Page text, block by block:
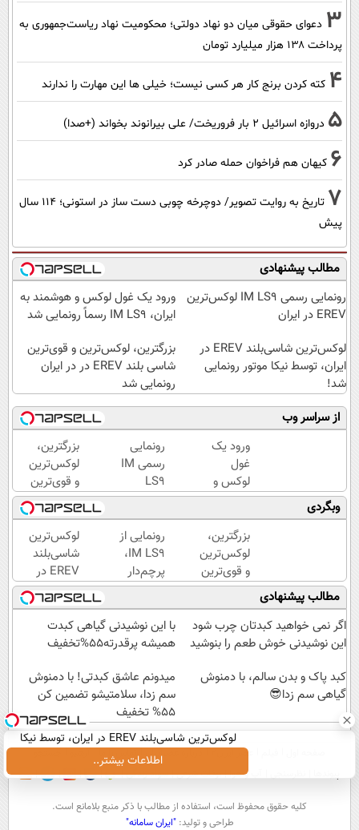
3 دعوای حقوقی میان دو نهاد دولتی؛ محکومیت نهاد ریاست‌جمهوری به
پرداخت ۱۳۸ هزار میلیارد تومان
4 کته کردن برنج کار هر کسی نیست؛ خیلی ها این مهارت را ندارند
5 دروازه اسرائیل ۲ بار فروریخت/ علی بیرانوند بخواند (+صدا)
6 کیهان هم فراخوان حمله صادر کرد
7
تاریخ به روایت تصویر/ دوچرخه چوبی دست ساز در استونی؛ 114 سال
پیش
مطالب پیشنهادی
رونمایی رسمی IM LS9 لوکس‌ترین
EREV در ایران
ورود یک غول لوکس و هوشمند به
ایران، IM LS9 رسماً رونمایی شد
لوکس‌ترین شاسی‌بلند EREV در
ایران، توسط نیکا موتور رونمایی
شد!
بزرگترین، لوکس‌ترین و قوی‌ترین
شاسی بلند EREV در در ایران
رونمایی شد
از سراسر وب
ورود یک
غول
لوکس و
هوشمند
به ایران،
IM LS9
رسماً
رونمایی
شد
رونمایی
رسمی IM
LS9
لوکس‌ترین
EREV در
ایران
بزرگترین،
لوکس‌ترین
و قوی‌ترین
شاسی بلند
EREV در
در ایران
رونمایی
شد
وبگردی
بزرگترین،
لوکس‌ترین
و قوی‌ترین
شاسی بلند
EREV در
در ایران
رونمایی
رونمایی از
IM LS9،
پرچم‌دار
فوق‌لوکس
EREV
وارد بازار
ایران شد
لوکس‌ترین
شاسی‌بلند
EREV در
ایران،
توسط نیکا
موتور
رونمایی
مطالب پیشنهادی
اگر نمی خواهید کبدتان چرب شود
این نوشیدنی خوش طعم را بنوشید
با این نوشیدنی گیاهی کبدت
همیشه پرقدرته55%تخفیف
کبد پاک و بدن سالم، با دمنوش
گیاهی سم زدا😎
میدونم عاشق کبدتی! با دمنوش
سم زدا، سلامتیشو تضمین کن
55% تخفیف
لوکس‌ترین شاسی‌بلند EREV در ایران، توسط نیکا
موتور رونمایی شد!
اطلاعات بیشتر.. عصر ایران۲ درباره عصرایران تماس با ما
آب و هوا اوقات شرعی سواد زندگی
كليه حقوق محفوظ است، استفاده از مطالب با ذكر منبع بلامانع است.
طراحی و تولید:"ایران سامانه"